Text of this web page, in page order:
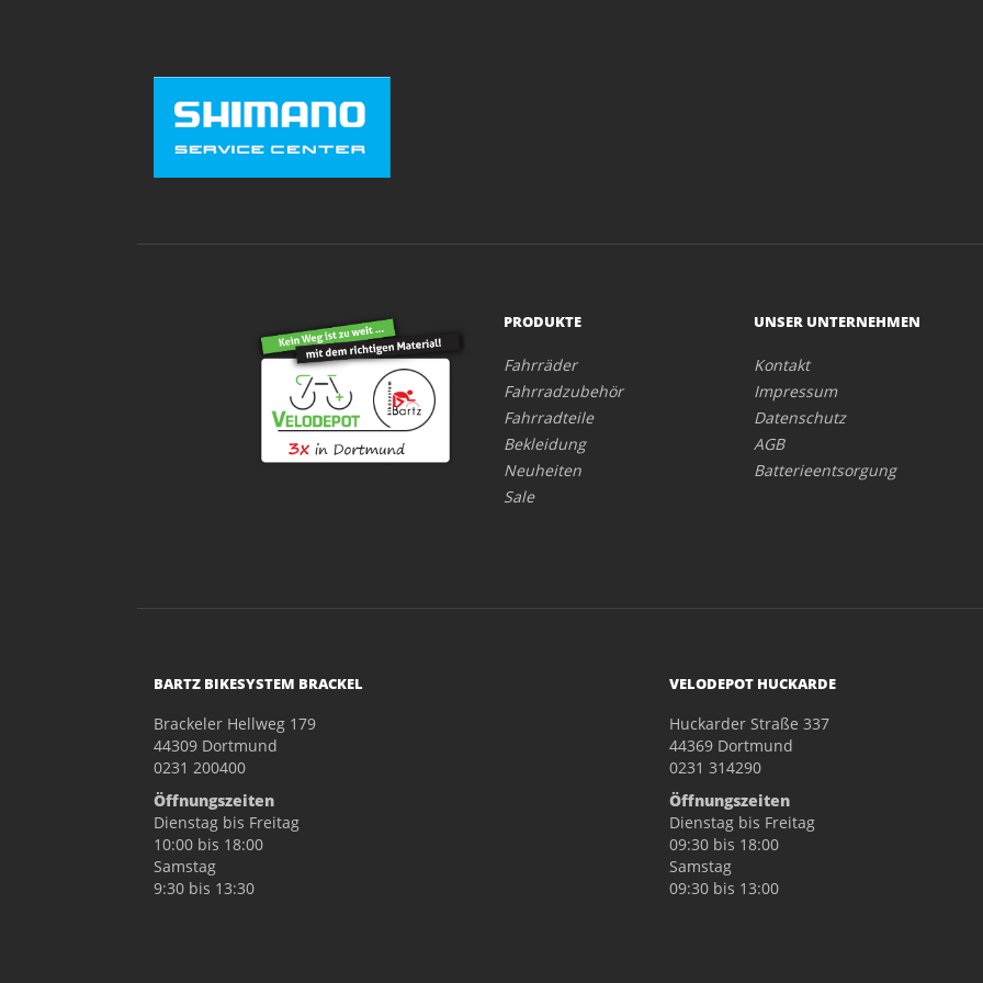
PRODUKTE
Fahrräder
Fahrradzubehör
Fahrradteile
Bekleidung
Neuheiten
Sale
UNSER UNTERNEHMEN
Kontakt
Impressum
Datenschutz
AGB
Batterieentsorgung
BARTZ BIKESYSTEM BRACKEL
Brackeler Hellweg 179
44309 Dortmund
0231 200400
Öffnungszeiten
Dienstag bis Freitag
10:00 bis 18:00
Samstag
9:30 bis 13:30
VELODEPOT HUCKARDE
Huckarder Straße 337
44369 Dortmund
0231 314290
Öffnungszeiten
Dienstag bis Freitag
09:30 bis 18:00
Samstag
09:30 bis 13:00